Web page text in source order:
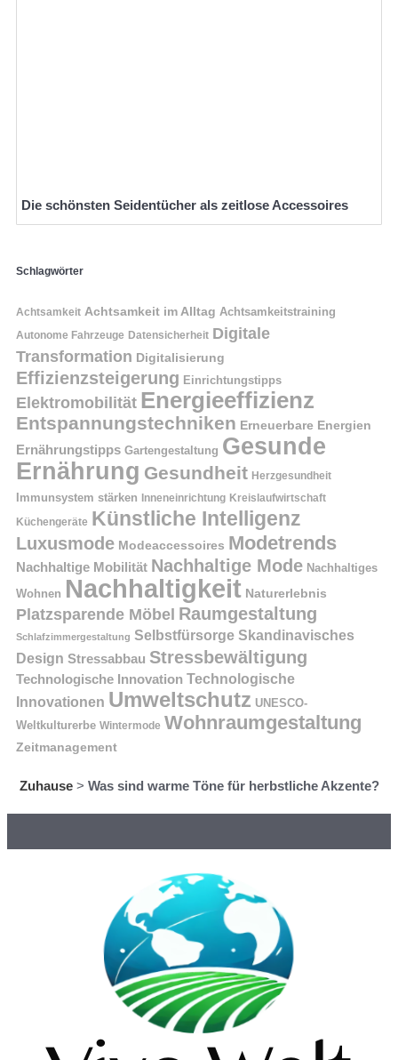
Die schönsten Seidentücher als zeitlose Accessoires
Schlagwörter
Achtsamkeit Achtsamkeit im Alltag Achtsamkeitstraining
Autonome Fahrzeuge Datensicherheit Digitale
Transformation Digitalisierung
Effizienzsteigerung Einrichtungstipps
Elektromobilität Energieeffizienz
Entspannungstechniken Erneuerbare Energien
Ernährungstipps Gartengestaltung Gesunde
Ernährung Gesundheit Herzgesundheit
Immunsystem stärken Inneneinrichtung Kreislaufwirtschaft
Küchengeräte Künstliche Intelligenz
Luxusmode Modeaccessoires Modetrends
Nachhaltige Mobilität Nachhaltige Mode Nachhaltiges
Wohnen Nachhaltigkeit Naturerlebnis
Platzsparende Möbel Raumgestaltung
Schlafzimmergestaltung Selbstfürsorge Skandinavisches
Design Stressabbau Stressbewältigung
Technologische Innovation Technologische
Innovationen Umweltschutz UNESCO-
Weltkulturerbe Wintermode Wohnraumgestaltung
Zeitmanagement
Zuhause> Was sind warme Töne für herbstliche Akzente?